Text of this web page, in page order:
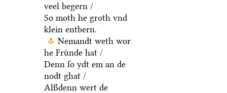
veel begern /
So moth he groth vnd
klein entbern.
Nemandt weth wor
he Fruͤnde hat /
Denn ſo ydt em an de
nodt ghat /
Alßdenn wert de